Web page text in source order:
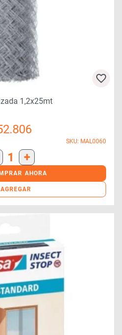
1,2x25mt
SKU: MAL0060
1 +
AHORA
AGREGAR